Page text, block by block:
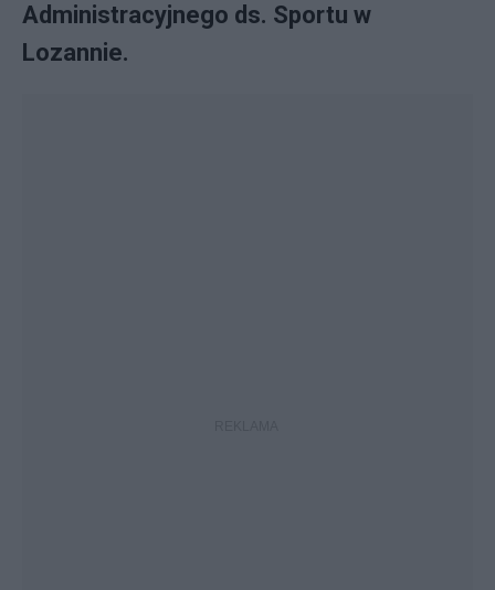
Administracyjnego ds. Sportu w
Lozannie.